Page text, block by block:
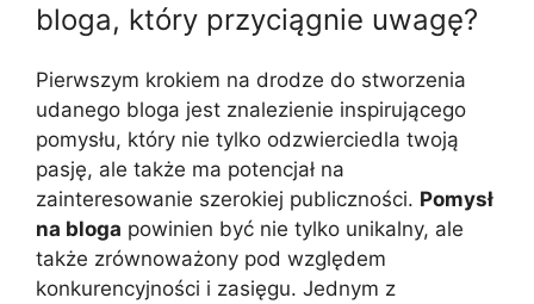
bloga, który przyciągnie uwagę?
Pierwszym krokiem na drodze do stworzenia
udanego bloga jest znalezienie inspirującego
pomysłu, który nie tylko odzwierciedla twoją
pasję, ale także ma potencjał na
zainteresowanie szerokiej publiczności. Pomysł
na bloga powinien być nie tylko unikalny, ale
także zrównoważony pod względem
konkurencyjności i zasięgu. Jednym z